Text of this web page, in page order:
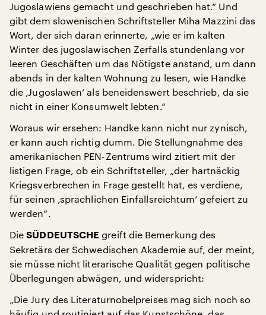
Jugoslawiens gemacht und geschrieben hat.“ Und
gibt dem slowenischen Schriftsteller Miha Mazzini das
Wort, der sich daran erinnerte, „wie er im kalten
Winter des jugoslawischen Zerfalls stundenlang vor
leeren Geschäften um das Nötigste anstand, um dann
abends in der kalten Wohnung zu lesen, wie Handke
die ‚Jugoslawen‘ als beneidenswert beschrieb, da sie
nicht in einer Konsumwelt lebten.“
Woraus wir ersehen: Handke kann nicht nur zynisch,
er kann auch richtig dumm. Die Stellungnahme des
amerikanischen PEN-Zentrums wird zitiert mit der
listigen Frage, ob ein Schriftsteller, „der hartnäckig
Kriegsverbrechen in Frage gestellt hat, es verdiene,
für seinen ‚sprachlichen Einfallsreichtum‘ gefeiert zu
werden“.
DieSÜDDEUTSCHE greift die Bemerkung des
Sekretärs der Schwedischen Akademie auf, der meint,
sie müsse nicht literarische Qualität gegen politische
Überlegungen abwägen, und widerspricht:
„Die Jury des Literaturnobelpreises mag sich noch so